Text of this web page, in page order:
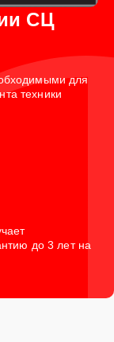
СЦ
для
техники
до 3 лет на